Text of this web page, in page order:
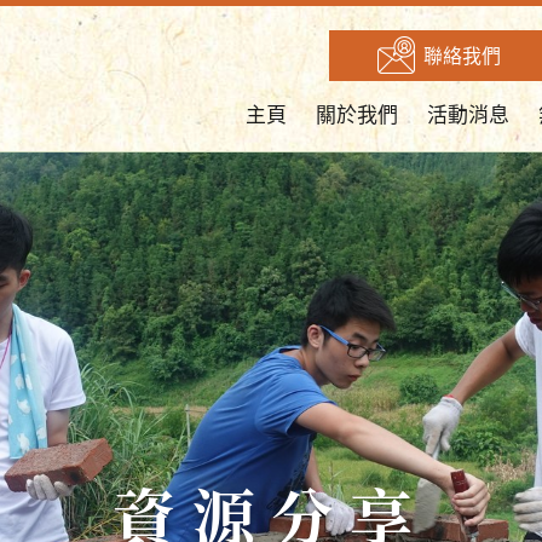
聯絡我們
主頁 關於我們 活動消息
資源分享